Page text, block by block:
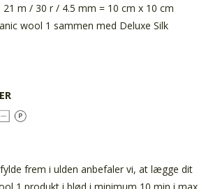
21 m / 30 r / 4.5 mm = 10 cm x 10 cm
wool 1 sammen med Deluxe Silk
frem i ulden anbefaler vi, at lægge dit